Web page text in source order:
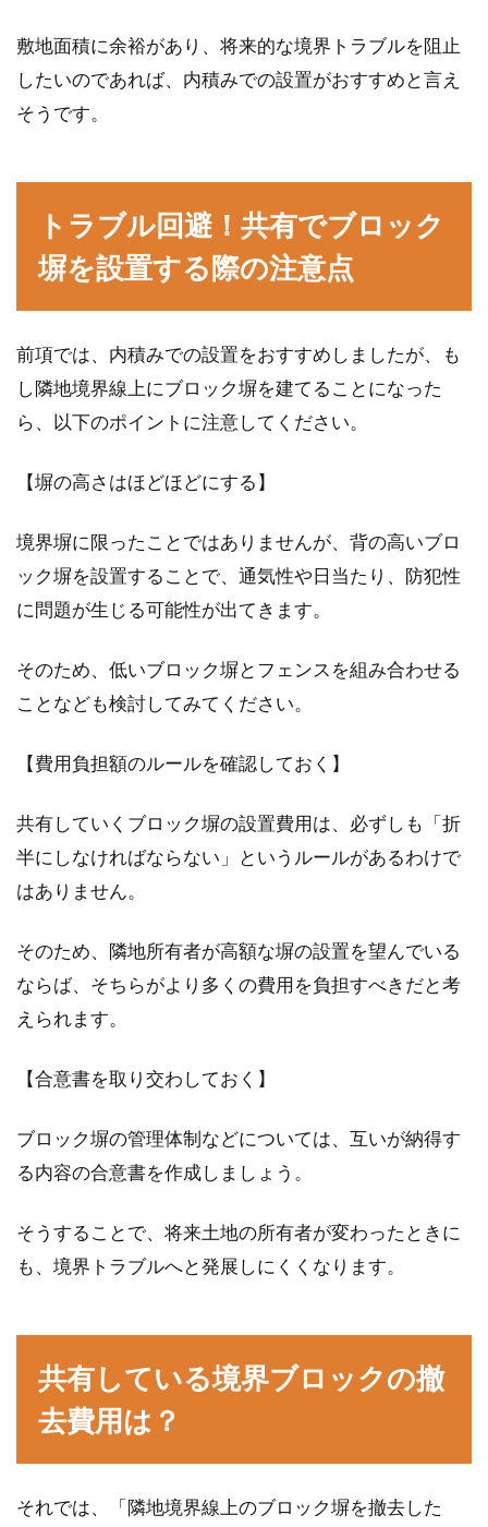
元々ひとつだった土地を分筆した場合、土地の
隣家との境界をはっきりさせよう！
杭の費用は誰の負担に？
境界トラブルが挙げられます。隣家との境界ト
ラブルは...
擁壁がある物件購入には注意が必
擁壁があるような物件は景色が良かったりする
かし、そ...
敷地面積に余裕があり、将来的な境界トラブルを阻止
したいのであれば、内積みでの設置がおすすめと言え
そうです。
トラブル回避！共有でブロック
塀を設置する際の注意点
前項では、内積みでの設置をおすすめしましたが、も
し隣地境界線上にブロック塀を建てることになった
ら、以下のポイントに注意してください。
【塀の高さはほどほどにする】
境界塀に限ったことではありませんが、背の高いブロ
ック塀を設置することで、通気性や日当たり、防犯性
に問題が生じる可能性が出てきます。
そのため、低いブロック塀とフェンスを組み合わせる
ことなども検討してみてください。
【費用負担額のルールを確認しておく】
共有していくブロック塀の設置費用は、必ずしも「折
半にしなければならない」というルールがあるわけで
はありません。
そのため、隣地所有者が高額な塀の設置を望んでいる
ならば、そちらがより多くの費用を負担すべきだと考
えられます。
【合意書を取り交わしておく】
ブロック塀の管理体制などについては、互いが納得す
る内容の合意書を作成しましょう。
そうすることで、将来土地の所有者が変わったときに
も、境界トラブルへと発展しにくくなります。
共有している境界ブロックの撤
去費用は？
それでは、「隣地境界線上のブロック塀を撤去した